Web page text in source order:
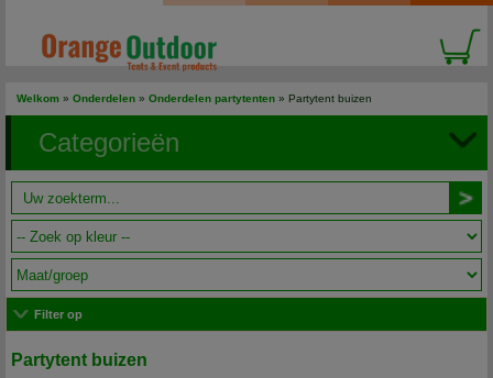
Welkom » Onderdelen » Onderdelen partytenten » Partytent buizen
Categorieën
Filter op
Partytent buizen